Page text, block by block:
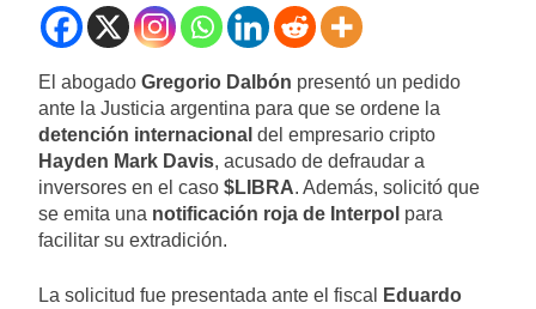
El abogado Gregorio Dalbón presentó un pedido
ante la Justicia argentina para que se ordene la
detención internacional del empresario cripto
Hayden Mark Davis, acusado de defraudar a
inversores en el caso $LIBRA. Además, solicitó que
se emita una notificación roja de Interpol para
facilitar su extradición.
La solicitud fue presentada ante el fiscal
Eduardo